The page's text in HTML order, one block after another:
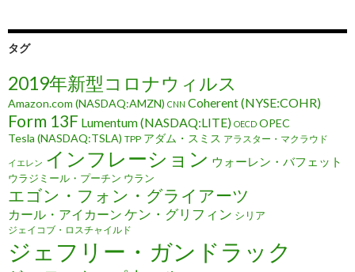
タグ
2019年新型コロナウィルス
Amazon.com (NASDAQ:AMZN) CNN Coherent (NYSE:COHR)
Form 13F Lumentum (NASDAQ:LITE) OECD OPEC
Tesla (NASDAQ:TSLA) TPP アダム・スミス アラスター・マクラウド
イエレン インフレーション ウォーレン・バフェット
ウラジミール・プーチン ウラン
エゴン・フォン・グライアーツ
カール・アイカーン ケン・グリフィン シリア
ジェイコブ・ロスチャイルド
ジェフリー・ガンドラック